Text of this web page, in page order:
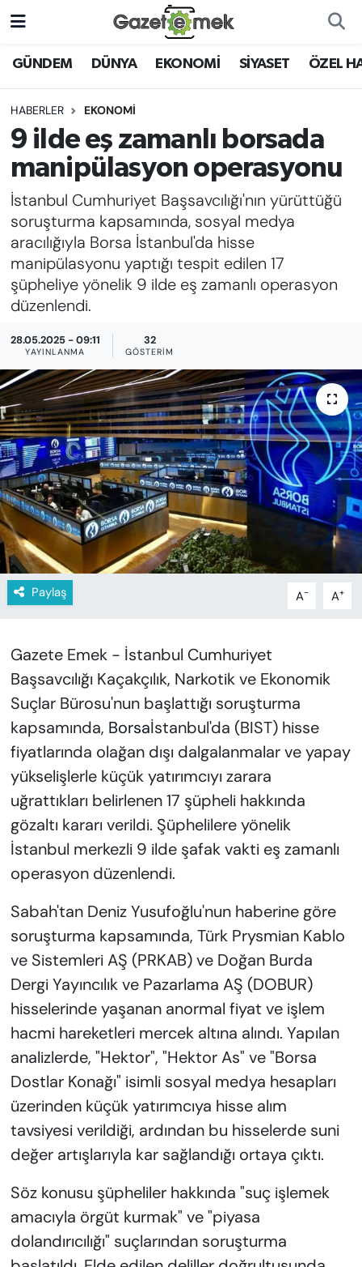
GÜNDEM DÜNYA EKONOMİ SİYASET ÖZEL
HABERLER EKONOMİ
9 ilde eş zamanlı borsada
manipülasyon operasyonu
İstanbul Cumhuriyet Başsavcılığı'nın yürüttüğü
soruşturma kapsamında, sosyal medya
aracılığıyla Borsa İstanbul'da hisse
manipülasyonu yaptığı tespit edilen 17
şüpheliye yönelik 9 ilde eş zamanlı operasyon
düzenlendi.
28.05.2025 - 09:11
YAYINLANMA
32
GÖSTERIM
Paylaş A- A+
Gazete Emek - İstanbul Cumhuriyet
Başsavcılığı Kaçakçılık, Narkotik ve Ekonomik
Suçlar Bürosu'nun başlattığı soruşturma
kapsamında, Borsaİstanbul'da (BIST) hisse
fiyatlarında olağan dışı dalgalanmalar ve yapay
yükselişlerle küçük yatırımcıyı zarara
uğrattıkları belirlenen 17 şüpheli hakkında
gözaltı kararı verildi. Şüphelilere yönelik
İstanbul merkezli 9 ilde şafak vakti eş zamanlı
operasyon düzenlendi.
Sabah'tan Deniz Yusufoğlu'nun haberine göre
soruşturma kapsamında, Türk Prysmian Kablo
ve Sistemleri AŞ (PRKAB) ve Doğan Burda
Dergi Yayıncılık ve Pazarlama AŞ (DOBUR)
hisselerinde yaşanan anormal fiyat ve işlem
hacmi hareketleri mercek altına alındı. Yapılan
analizlerde, "Hektor", "Hektor As" ve "Borsa
Dostlar Konağı" isimli sosyal medya hesapları
üzerinden küçük yatırımcıya hisse alım
tavsiyesi verildiği, ardından bu hisselerde suni
değer artışlarıyla kar sağlandığı ortaya çıktı.
Söz konusu şüpheliler hakkında "suç işlemek
amacıyla örgüt kurmak" ve "piyasa
dolandırıcılığı" suçlarından soruşturma
DÜNYA
EKONOMİ
EMEK HABERLERİ
YENİ MEDYADA EMEK
GAZETECİLİĞİNİ GELİŞTİRMEK
FAYDALI BİLGİLER
GÜNDEM
KADIN
SAĞLIK
SPOR
KÜLTÜR-SANAT
MAGAZİN
ÖZEL HABER
SİYASET
VAN VE DİYARBAKIR HABERLERİ
Nöbetçi Eczaneler
Hava Durumu
İstanbul Namaz Vakitleri
Trafik Durumu
Süper Lig Puan Durumu ve Fikstür
Tüm Manşetler
Son Dakika Haberleri
Haber Arşivi